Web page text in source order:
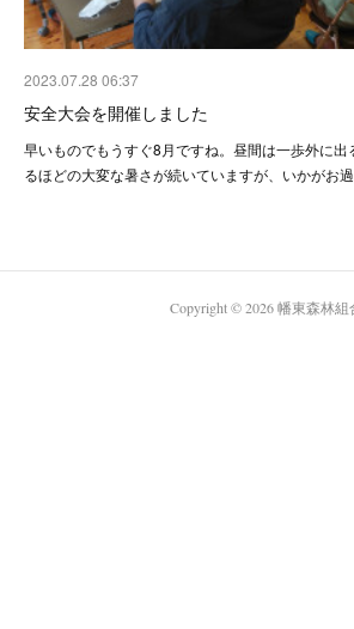
2023.07.28 06:37
安全大会を開催しました
早いものでもうすぐ8月ですね。昼間は一歩外に出
るほどの大変な暑さが続いていますが、いかがお
Copyright ©2026 幡東森林組